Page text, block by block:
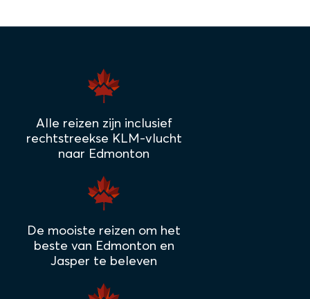
Alle reizen zijn inclusief
rechtstreekse KLM-vlucht
naar Edmonton
De mooiste reizen om het
beste van Edmonton en
Jasper te beleven